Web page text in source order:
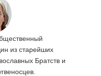
из старейших
Братств и